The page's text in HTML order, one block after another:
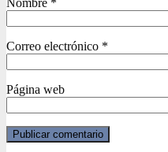
Nombre *
Correo electrónico *
Página web